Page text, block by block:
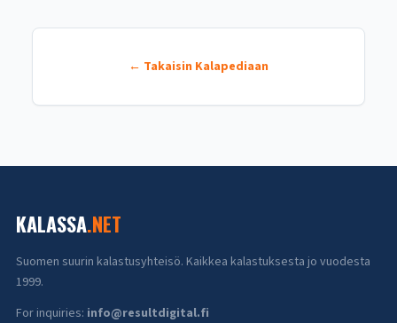
← Takaisin Kalapediaan
KALASSA.NET
Suomen suurin kalastusyhteisö. Kaikkea kalastuksesta jo vuodesta
1999.
For inquiries: info@resultdigital.fi